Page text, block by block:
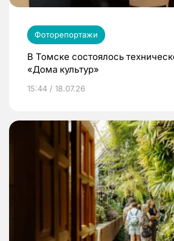
Фоторепортажи
В Томске состоялось
«Дома культур»
15:44 / 18.07.26